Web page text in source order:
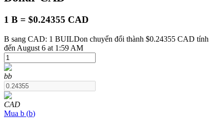
USDT Futures
1 B = $0.24355 CAD
B sang CAD: 1 BUILDon chuyển đổi thành $0.24355 CAD tính
đến August 6 at 1:59 AM
bb
CAD
Mua b (b)